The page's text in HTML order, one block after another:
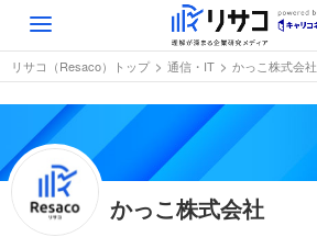
Toggle
navigation
リサコ（Resaco）トップ 通信・IT かっこ株式会社
かっこ株式会社